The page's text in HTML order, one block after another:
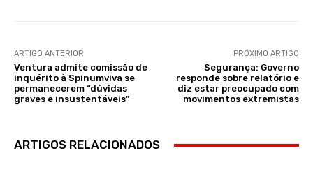
ARTIGO ANTERIOR
Ventura admite comissão de
inquérito à Spinumviva se
permanecerem “dúvidas
graves e insustentáveis”
PRÓXIMO ARTIGO
Segurança: Governo
responde sobre relatório e
diz estar preocupado com
movimentos extremistas
ARTIGOS RELACIONADOS